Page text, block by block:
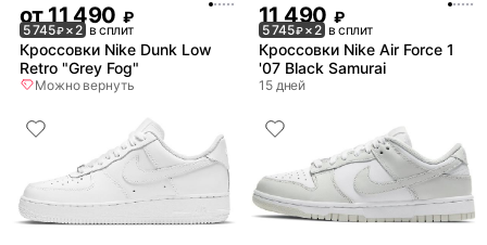
от 11 490 ₽
5 745₽× 2 в сплит
Кроссовки Nike Dunk Low
Retro "Grey Fog"
Можно вернуть
11 490 ₽
5 745₽× 2 в сплит
Кроссовки Nike Air Force 1
'07 Black Samurai
15 дней